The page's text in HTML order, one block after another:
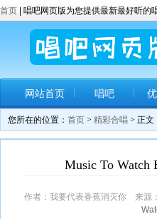
首页 | 唱吧网页版为您提供最新最好听
网站首页 唱吧
您所在的位置： 首页 > 精彩合唱 > 正文
Music To
作者：我要代表香蕉消灭你 来